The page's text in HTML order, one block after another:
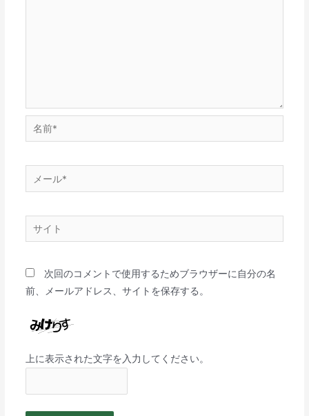
次回のコメントで使用するためブラウザーに自分の名
前、メールアドレス、サイトを保存する。
上に表示された文字を入力してください。